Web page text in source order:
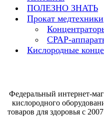
ПОЛЕЗНО ЗНАТЬ
Прокат медтехники
CPAP-
Кислородные
Федеральный интернет-
кислородного
товаров для здоровья с